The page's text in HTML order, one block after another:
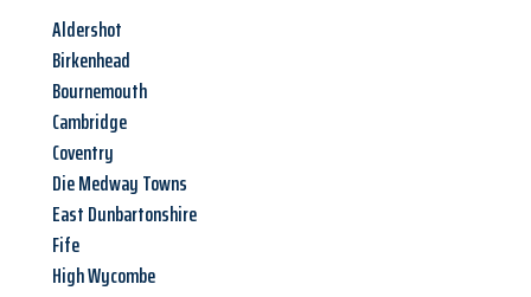
Aldershot
Birkenhead
Bournemouth
Cambridge
Coventry
Die Medway Towns
East Dunbartonshire
Fife
High Wycombe